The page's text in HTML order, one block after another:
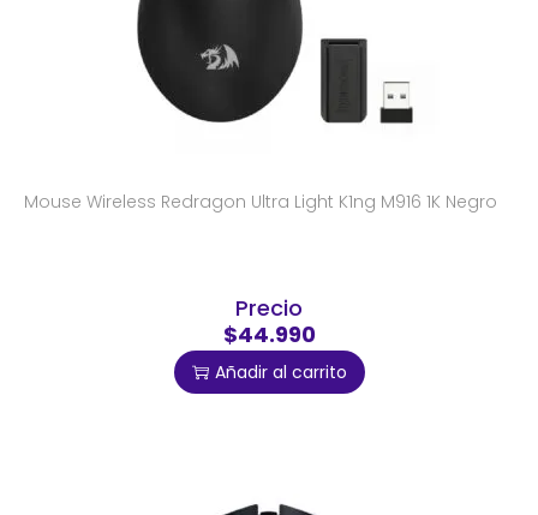
Mouse Wireless Redragon Ultra Light K1ng M916 1K Negro
Precio
$44.990
Añadir al carrito